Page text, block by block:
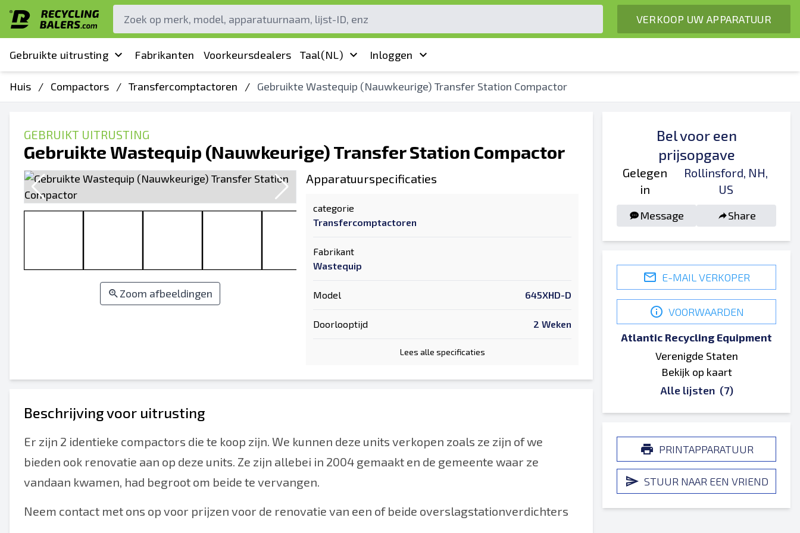
VERKOOP UW APPARATUUR
Gebruikte uitrusting Fabrikanten Voorkeursdealers Taal(NL) Inloggen
Huis / Compactors / Transfercomptactoren / Gebruikte Wastequip (Nauwkeurige) Transfer Station Compactor
GEBRUIKT UITRUSTING
Gebruikte Wastequip (Nauwkeurige) Transfer Station Compactor
Zoom afbeeldingen
Apparatuurspecificaties
categorie
Transfercomptactoren
Fabrikant
Wastequip
Model 645XHD-D
Doorlooptijd 2 Weken
Lees alle specificaties
Beschrijving voor uitrusting
Er zijn 2 identieke compactors die te koop zijn. We kunnen deze units verkopen zoals ze zijn of we
bieden ook renovatie aan op deze units. Ze zijn allebei in 2004 gemaakt en de gemeente waar ze
vandaan kwamen, had begroot om beide te vervangen.
Neem contact met ons op voor prijzen voor de renovatie van een of beide overslagstationverdichters
Bel voor een
prijsopgave
Gelegen
in
Rollinsford, NH,
US
Message Share
E-MAIL VERKOPER
VOORWAARDEN
Atlantic Recycling Equipment
Verenigde Staten
Bekijk op kaart
Alle lijsten (7)
PRINTAPPARATUUR
STUUR NAAR EEN VRIEND